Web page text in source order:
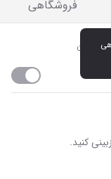
فروشگاهی
آبادان
کنید.